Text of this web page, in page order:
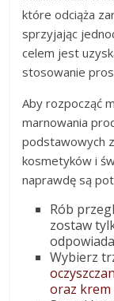
które odciąża
sprzyjając
celem jest
stosowanie
Aby rozpocząć
marnowania
podstawowych
kosmetyków i
naprawdę są
Rób
zostaw
Wybierz
oraz krem